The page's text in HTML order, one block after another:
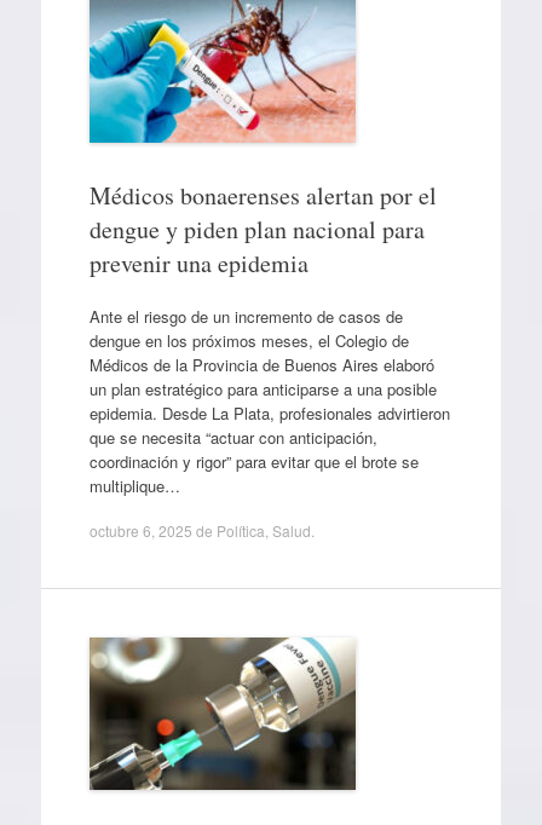
Médicos bonaerenses alertan por el
dengue y piden plan nacional para
prevenir una epidemia
Ante el riesgo de un incremento de casos de
dengue en los próximos meses, el Colegio de
Médicos de la Provincia de Buenos Aires elaboró
un plan estratégico para anticiparse a una posible
epidemia. Desde La Plata, profesionales advirtieron
que se necesita “actuar con anticipación,
coordinación y rigor” para evitar que el brote se
multiplique…
octubre 6, 2025 de Política Salud